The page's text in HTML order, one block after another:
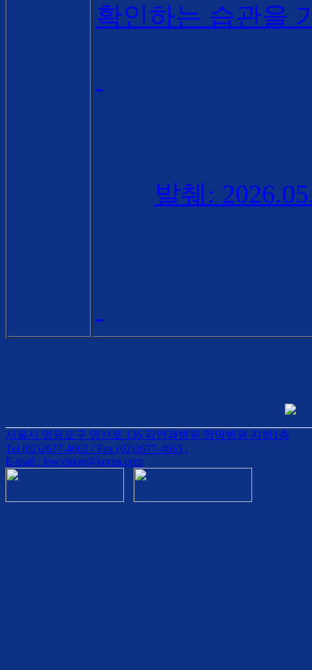
확인하는 습관을
발췌 :
서울시 영등포구 영신로 136 김안과병원 망막병원 지하1층
Tel (02)2677-4662 / Fax (02)2677-4665 .
E-mail : lowvision@korea.com